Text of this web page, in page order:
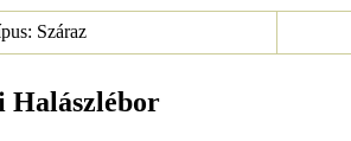
Száraz
Halászlébor